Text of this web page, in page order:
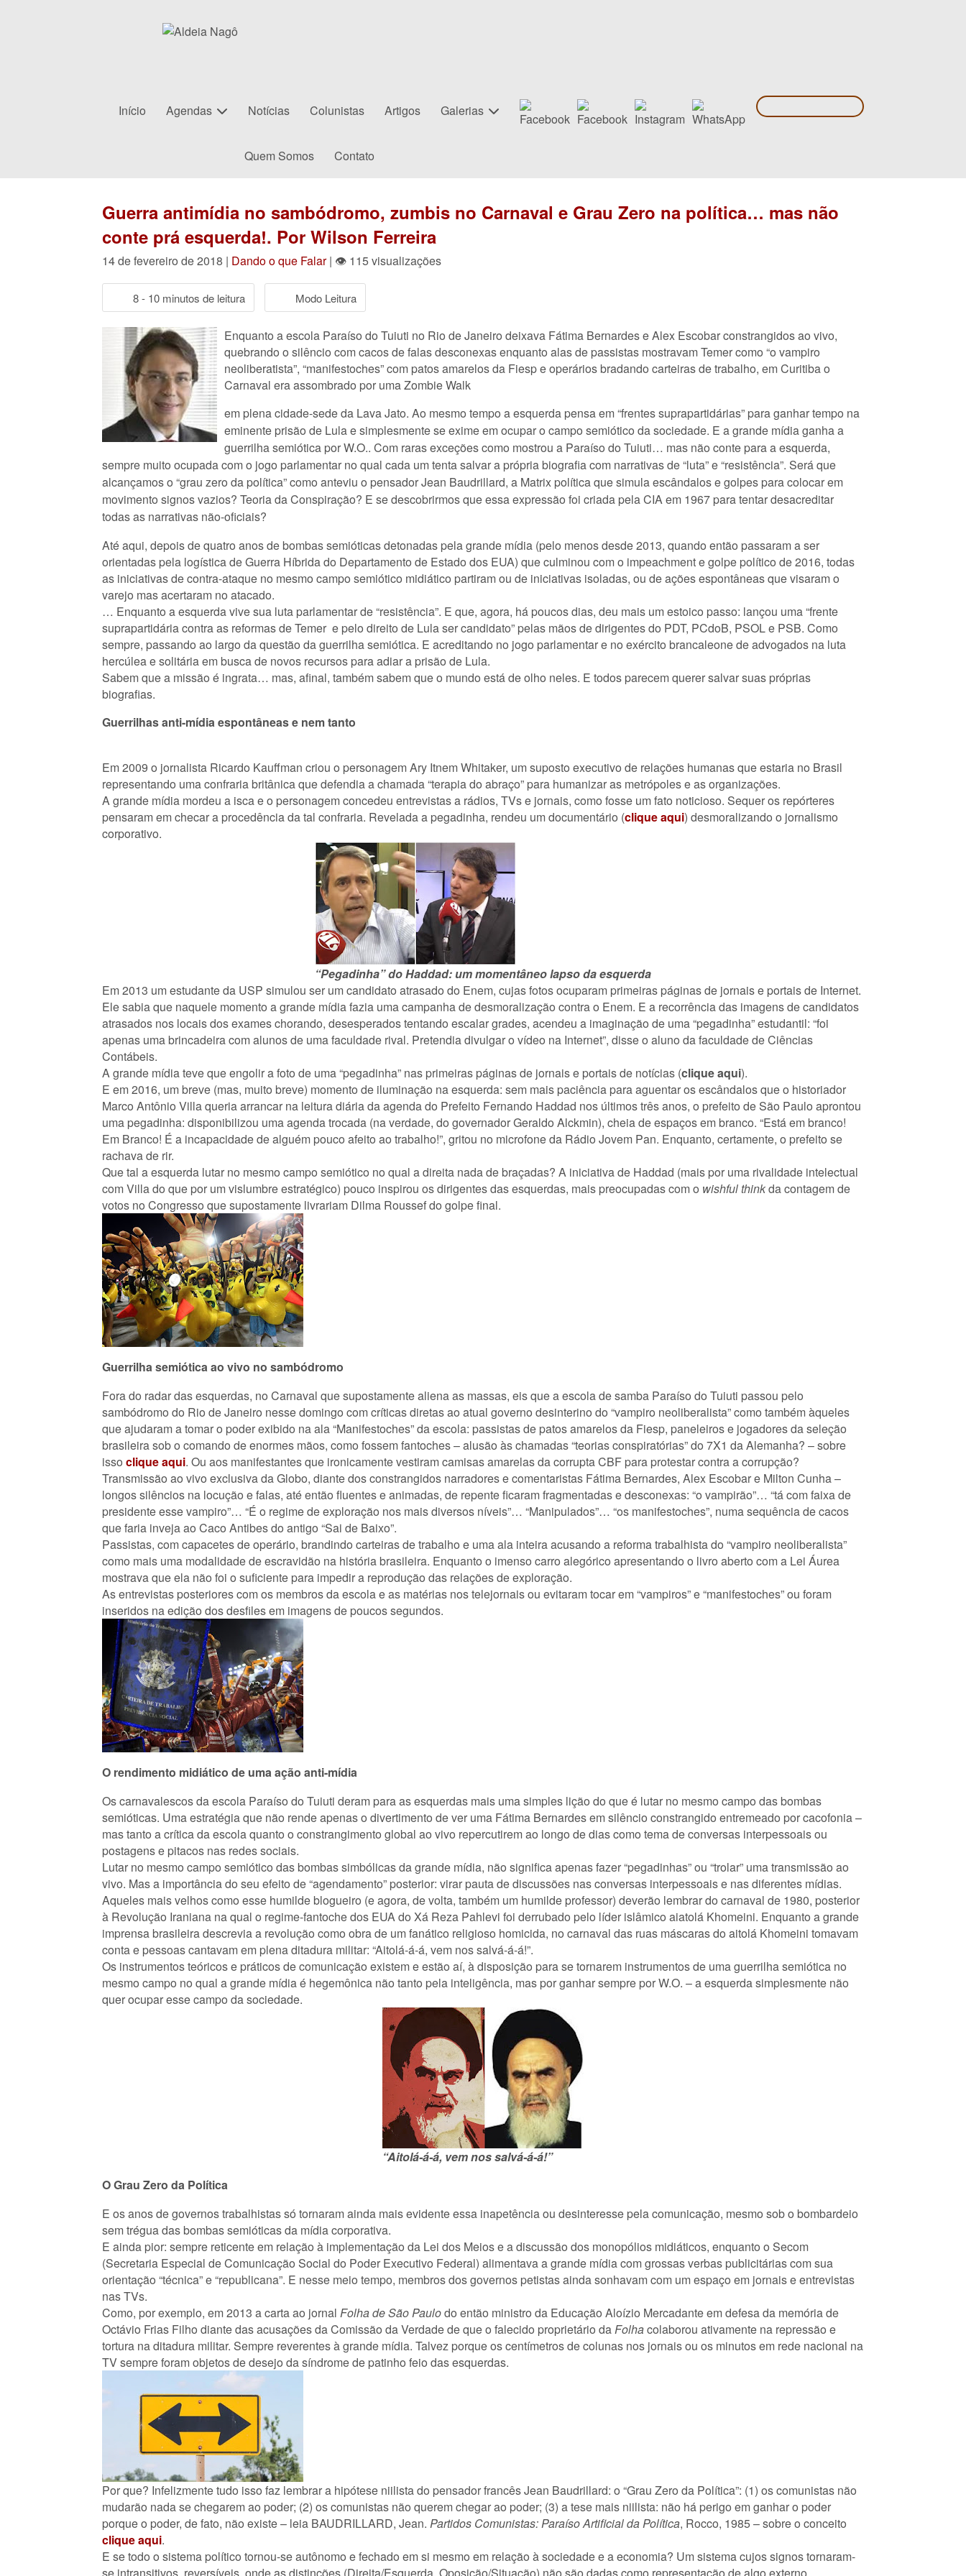
Início Agendas Notícias Colunistas Artigos Galerias
Quem Somos Contato
Guerra antimídia no sambódromo, zumbis no Carnaval e Grau Zero na política… mas não
conte prá esquerda!. Por Wilson Ferreira
14 de fevereiro de 2018 | Dando o que Falar| 👁 115 visualizações
8 - 10 minutos de leitura Modo Leitura
Enquanto a escola Paraíso do Tuiuti no Rio de Janeiro deixava Fátima Bernardes e Alex Escobar constrangidos ao vivo,
quebrando o silêncio com cacos de falas desconexas enquanto alas de passistas mostravam Temer como “o vampiro
neoliberatista”, “manifestoches” com patos amarelos da Fiesp e operários bradando carteiras de trabalho, em Curitiba o
Carnaval era assombrado por uma Zombie Walk
em plena cidade-sede da Lava Jato. Ao mesmo tempo a esquerda pensa em “frentes suprapartidárias” para ganhar tempo na
eminente prisão de Lula e simplesmente se exime em ocupar o campo semiótico da sociedade. E a grande mídia ganha a
guerrilha semiótica por W.O.. Com raras exceções como mostrou a Paraíso do Tuiuti… mas não conte para a esquerda,
sempre muito ocupada com o jogo parlamentar no qual cada um tenta salvar a própria biografia com narrativas de “luta” e “resistência”. Será que
alcançamos o “grau zero da política” como anteviu o pensador Jean Baudrillard, a Matrix política que simula escândalos e golpes para colocar em
movimento signos vazios? Teoria da Conspiração? E se descobrirmos que essa expressão foi criada pela CIA em 1967 para tentar desacreditar
todas as narrativas não-oficiais?
Até aqui, depois de quatro anos de bombas semióticas detonadas pela grande mídia (pelo menos desde 2013, quando então passaram a ser
orientadas pela logística de Guerra Híbrida do Departamento de Estado dos EUA) que culminou com o impeachment e golpe político de 2016, todas
as iniciativas de contra-ataque no mesmo campo semiótico midiático partiram ou de iniciativas isoladas, ou de ações espontâneas que visaram o
varejo mas acertaram no atacado.
… Enquanto a esquerda vive sua luta parlamentar de “resistência”. E que, agora, há poucos dias, deu mais um estoico passo: lançou uma “frente
suprapartidária contra as reformas de Temer e pelo direito de Lula ser candidato” pelas mãos de dirigentes do PDT, PCdoB, PSOL e PSB. Como
sempre, passando ao largo da questão da guerrilha semiótica. E acreditando no jogo parlamentar e no exército brancaleone de advogados na luta
hercúlea e solitária em busca de novos recursos para adiar a prisão de Lula.
Sabem que a missão é ingrata… mas, afinal, também sabem que o mundo está de olho neles. E todos parecem querer salvar suas próprias
biografias.
Guerrilhas anti-mídia espontâneas e nem tanto
Em 2009 o jornalista Ricardo Kauffman criou o personagem Ary Itnem Whitaker, um suposto executivo de relações humanas que estaria no Brasil
representando uma confraria britânica que defendia a chamada “terapia do abraço” para humanizar as metrópoles e as organizações.
A grande mídia mordeu a isca e o personagem concedeu entrevistas a rádios, TVs e jornais, como fosse um fato noticioso. Sequer os repórteres
pensaram em checar a procedência da tal confraria. Revelada a pegadinha, rendeu um documentário (clique aqui) desmoralizando o jornalismo
corporativo.
“Pegadinha” do Haddad: um momentâneo lapso da esquerda
Em 2013 um estudante da USP simulou ser um candidato atrasado do Enem, cujas fotos ocuparam primeiras páginas de jornais e portais de Internet.
Ele sabia que naquele momento a grande mídia fazia uma campanha de desmoralização contra o Enem. E a recorrência das imagens de candidatos
atrasados nos locais dos exames chorando, desesperados tentando escalar grades, acendeu a imaginação de uma “pegadinha” estudantil: “foi
apenas uma brincadeira com alunos de uma faculdade rival. Pretendia divulgar o vídeo na Internet”, disse o aluno da faculdade de Ciências
Contábeis.
A grande mídia teve que engolir a foto de uma “pegadinha” nas primeiras páginas de jornais e portais de notícias (clique aqui).
E em 2016, um breve (mas, muito breve) momento de iluminação na esquerda: sem mais paciência para aguentar os escândalos que o historiador
Marco Antônio Villa queria arrancar na leitura diária da agenda do Prefeito Fernando Haddad nos últimos três anos, o prefeito de São Paulo aprontou
uma pegadinha: disponibilizou uma agenda trocada (na verdade, do governador Geraldo Alckmin), cheia de espaços em branco. “Está em branco!
Em Branco! É a incapacidade de alguém pouco afeito ao trabalho!”, gritou no microfone da Rádio Jovem Pan. Enquanto, certamente, o prefeito se
rachava de rir.
Que tal a esquerda lutar no mesmo campo semiótico no qual a direita nada de braçadas? A iniciativa de Haddad (mais por uma rivalidade intelectual
com Villa do que por um vislumbre estratégico) pouco inspirou os dirigentes das esquerdas, mais preocupadas com o wishful thinkda contagem de
votos no Congresso que supostamente livrariam Dilma Roussef do golpe final.
Guerrilha semiótica ao vivo no sambódromo
Fora do radar das esquerdas, no Carnaval que supostamente aliena as massas, eis que a escola de samba Paraíso do Tuiuti passou pelo
sambódromo do Rio de Janeiro nesse domingo com críticas diretas ao atual governo desinterino do “vampiro neoliberalista” como também àqueles
que ajudaram a tomar o poder exibido na ala “Manifestoches” da escola: passistas de patos amarelos da Fiesp, paneleiros e jogadores da seleção
brasileira sob o comando de enormes mãos, como fossem fantoches – alusão às chamadas “teorias conspiratórias” do 7X1 da Alemanha? – sobre
isso clique aqui. Ou aos manifestantes que ironicamente vestiram camisas amarelas da corrupta CBF para protestar contra a corrupção?
Transmissão ao vivo exclusiva da Globo, diante dos constrangidos narradores e comentaristas Fátima Bernardes, Alex Escobar e Milton Cunha –
longos silêncios na locução e falas, até então fluentes e animadas, de repente ficaram fragmentadas e desconexas: “o vampirão”… “tá com faixa de
presidente esse vampiro”… “É o regime de exploração nos mais diversos níveis”… “Manipulados”… “os manifestoches”, numa sequência de cacos
que faria inveja ao Caco Antibes do antigo “Sai de Baixo”.
Passistas, com capacetes de operário, brandindo carteiras de trabalho e uma ala inteira acusando a reforma trabalhista do “vampiro neoliberalista”
como mais uma modalidade de escravidão na história brasileira. Enquanto o imenso carro alegórico apresentando o livro aberto com a Lei Áurea
mostrava que ela não foi o suficiente para impedir a reprodução das relações de exploração.
As entrevistas posteriores com os membros da escola e as matérias nos telejornais ou evitaram tocar em “vampiros” e “manifestoches” ou foram
inseridos na edição dos desfiles em imagens de poucos segundos.
O rendimento midiático de uma ação anti-mídia
Os carnavalescos da escola Paraíso do Tuiuti deram para as esquerdas mais uma simples lição do que é lutar no mesmo campo das bombas
semióticas. Uma estratégia que não rende apenas o divertimento de ver uma Fátima Bernardes em silêncio constrangido entremeado por cacofonia –
mas tanto a crítica da escola quanto o constrangimento global ao vivo repercutirem ao longo de dias como tema de conversas interpessoais ou
postagens e pitacos nas redes sociais.
Lutar no mesmo campo semiótico das bombas simbólicas da grande mídia, não significa apenas fazer “pegadinhas” ou “trolar” uma transmissão ao
vivo. Mas a importância do seu efeito de “agendamento” posterior: virar pauta de discussões nas conversas interpessoais e nas diferentes mídias.
Aqueles mais velhos como esse humilde blogueiro (e agora, de volta, também um humilde professor) deverão lembrar do carnaval de 1980, posterior
à Revolução Iraniana na qual o regime-fantoche dos EUA do Xá Reza Pahlevi foi derrubado pelo líder islâmico aiatolá Khomeini. Enquanto a grande
imprensa brasileira descrevia a revolução como obra de um fanático religioso homicida, no carnaval das ruas máscaras do aitolá Khomeini tomavam
conta e pessoas cantavam em plena ditadura militar: “Aitolá-á-á, vem nos salvá-á-á!”.
Os instrumentos teóricos e práticos de comunicação existem e estão aí, à disposição para se tornarem instrumentos de uma guerrilha semiótica no
mesmo campo no qual a grande mídia é hegemônica não tanto pela inteligência, mas por ganhar sempre por W.O. – a esquerda simplesmente não
quer ocupar esse campo da sociedade.
“Aitolá-á-á, vem nos salvá-á-á!”
O Grau Zero da Política
E os anos de governos trabalhistas só tornaram ainda mais evidente essa inapetência ou desinteresse pela comunicação, mesmo sob o bombardeio
sem trégua das bombas semióticas da mídia corporativa.
E ainda pior: sempre reticente em relação à implementação da Lei dos Meios e a discussão dos monopólios midiáticos, enquanto o Secom
(Secretaria Especial de Comunicação Social do Poder Executivo Federal) alimentava a grande mídia com grossas verbas publicitárias com sua
orientação “técnica” e “republicana”. E nesse meio tempo, membros dos governos petistas ainda sonhavam com um espaço em jornais e entrevistas
nas TVs.
Como, por exemplo, em 2013 a carta ao jornal Folha de São Paulodo então ministro da Educação Aloízio Mercadante em defesa da memória de
Octávio Frias Filho diante das acusações da Comissão da Verdade de que o falecido proprietário daFolhacolaborou ativamente na repressão e
tortura na ditadura militar. Sempre reverentes à grande mídia. Talvez porque os centímetros de colunas nos jornais ou os minutos em rede nacional na
TV sempre foram objetos de desejo da síndrome de patinho feio das esquerdas.
Por que? Infelizmente tudo isso faz lembrar a hipótese niilista do pensador francês Jean Baudrillard: o “Grau Zero da Política”: (1) os comunistas não
mudarão nada se chegarem ao poder; (2) os comunistas não querem chegar ao poder; (3) a tese mais niilista: não há perigo em ganhar o poder
porque o poder, de fato, não existe – leia BAUDRILLARD, Jean. Partidos Comunistas: Paraíso Artificial da Política, Rocco, 1985 – sobre o conceito
clique aqui.
E se todo o sistema político tornou-se autônomo e fechado em si mesmo em relação à sociedade e a economia? Um sistema cujos signos tornaram-